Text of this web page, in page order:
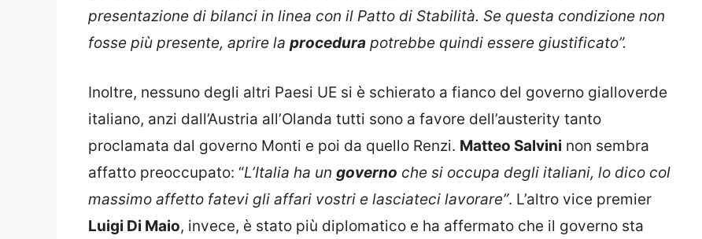
presentazione di bilanci in linea con il Patto di Stabilità. Se questa condizione non
fosse più presente, aprire la procedura potrebbe quindi essere giustificato”.
Inoltre, nessuno degli altri Paesi UE si è schierato a fianco del governo gialloverde
italiano, anzi dall’Austria all’Olanda tutti sono a favore dell’austerity tanto
proclamata dal governo Monti e poi da quello Renzi. Matteo Salvini non sembra
affatto preoccupato: “L’Italia ha un governo che si occupa degli italiani, lo dico col
massimo affetto fatevi gli affari vostri e lasciateci lavorare”. L’altro vice premier
Luigi Di Maio, invece, è stato più diplomatico e ha affermato che il governo sta